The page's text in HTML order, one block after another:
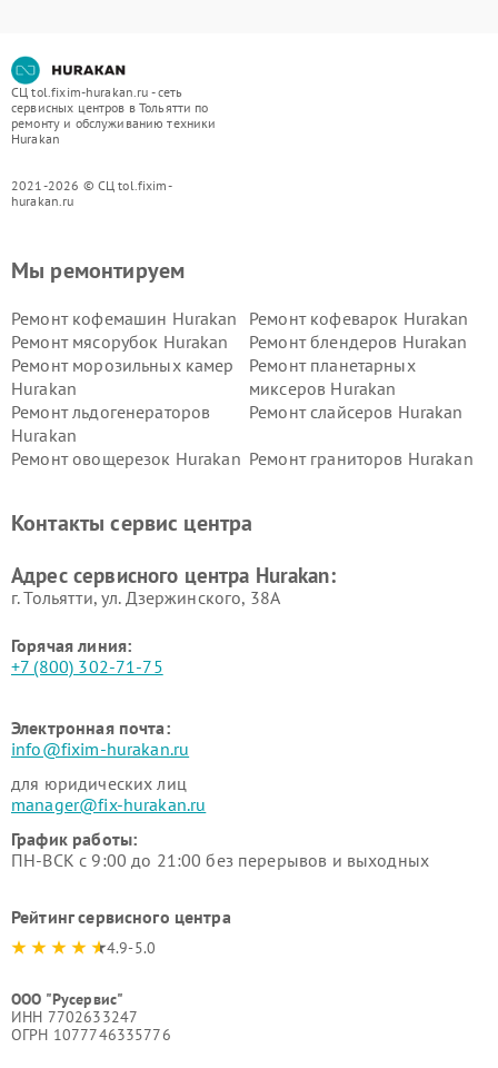
СЦ tol.fixim-hurakan.ru - сеть
сервисных центров в Тольятти по
ремонту и обслуживанию техники
Hurakan
2021-2026 © СЦ tol.fixim-
hurakan.ru
Мы ремонтируем
Ремонт кофемашин Hurakan
Ремонт кофеварок Hurakan
Ремонт мясорубок Hurakan
Ремонт блендеров Hurakan
Ремонт морозильных камер
Hurakan
Ремонт планетарных
миксеров Hurakan
Ремонт льдогенераторов
Hurakan
Ремонт слайсеров Hurakan
Ремонт овощерезок Hurakan Ремонт граниторов Hurakan
Hurakan
Контакты сервис центра
Адрес сервисного центра Hurakan:
г. Тольятти, ул. Дзержинского, 38А
Горячая линия:
+7 (800) 302-71-75
Электронная почта:
info@fixim-hurakan.ru
для юридических лиц
manager@fix-hurakan.ru
График работы:
ПН-ВСК с 9:00 до 21:00 без перерывов и выходных
Рейтинг сервисного центра
4.9-5.0
ООО "Русервис"
ИНН 7702633247
ОГРН 1077746335776